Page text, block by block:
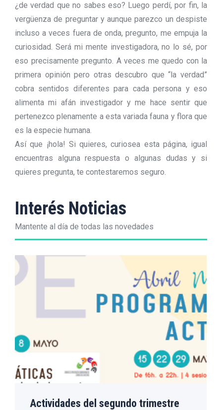
¿de verdad que no sabes eso? Luego perdí, por fin, la
vergüenza de preguntar y aunque parezco un despiste
incluso a veces fuera de onda, pregunto, me empuja la
curiosidad. Será mi mente investigadora, no lo sé, por
eso precisamente pregunto. A veces me quedo con la
primera opinión pero otras descubro que “la verdad”
cobra sentidos diferentes para cada persona y eso
alimenta mi afán investigador y me hace sentir que
pertenezco plenamente a esta variada fauna y flora que
es la especie humana.
Así que ¡hola! Si quieres, curiosea esta página, igual
encuentras alguna respuesta o algunas dudas y si
quieres pregunta, te contestaremos seguro.
Interés Noticias
Mantente al día de todas las novedades
Actividades del segundo trimestre